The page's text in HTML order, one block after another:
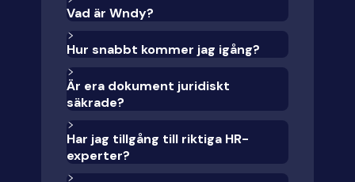
Vad är Wndy?
Hur snabbt kommer jag igång?
Är era dokument juridiskt
säkrade?
Har jag tillgång till riktiga HR-
experter?